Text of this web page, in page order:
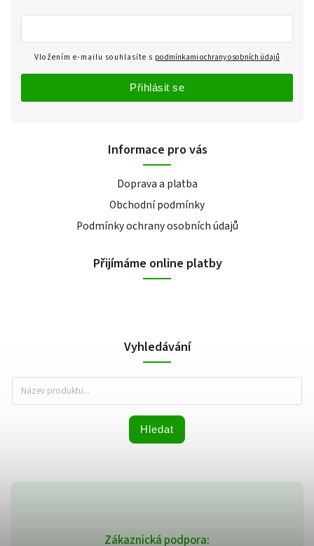
Zákaznická podpora:
Informace pro vás
Doprava a platba
Obchodní podmínky
Podmínky ochrany osobních údajů
Přijímáme online platby
Vyhledávání
Hledat
Vložením e-mailu souhlasíte s podmínkami ochrany osobních údajů
Přihlásit se